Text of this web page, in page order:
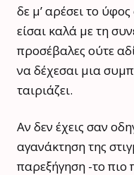
δε μ’ αρέσει το
είσαι καλά με τη
προσέβαλες ούτε
να δέχεσαι μια
ταιριάζει.
Αν δεν έχεις σαν
αγανάκτηση της
παρεξήγηση -το πιο